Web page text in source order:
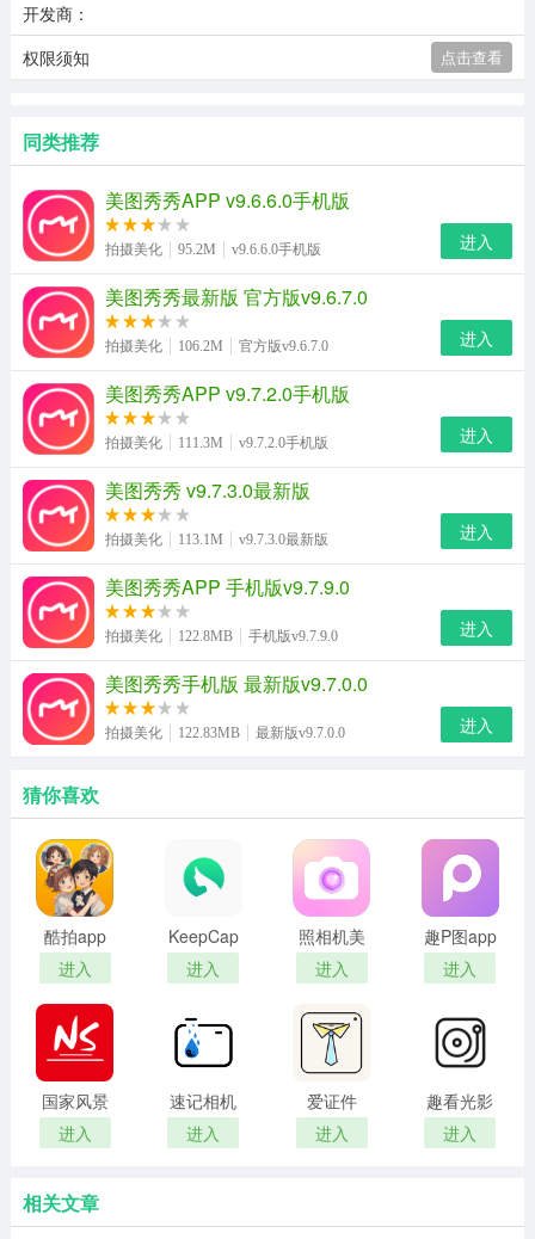
开发商：
权限须知
点击查看
同类推荐
美图秀秀APP v9.6.6.0手机版
拍摄美化 95.2M v9.6.6.0手机版 进入
美图秀秀最新版 官方版v9.6.7.0
拍摄美化 106.2M 官方版v9.6.7.0 进入
美图秀秀APP v9.7.2.0手机版
拍摄美化 111.3M v9.7.2.0手机版 进入
美图秀秀 v9.7.3.0最新版
拍摄美化 113.1M v9.7.3.0最新版 进入
美图秀秀APP 手机版v9.7.9.0
拍摄美化 122.8MB 手机版v9.7.9.0 进入
美图秀秀手机版 最新版v9.7.0.0
拍摄美化 122.83MB 最新版v9.7.0.0 进入
猜你喜欢
酷拍app
进入
KeepCap
相机
进入
照相机美
颜手机版
进入
趣P图app
进入
国家风景
进入
速记相机
进入
爱证件
进入
趣看光影
最新版
进入
相关文章